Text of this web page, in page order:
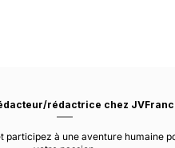
rédactrice chez
participez à une aventure humaine